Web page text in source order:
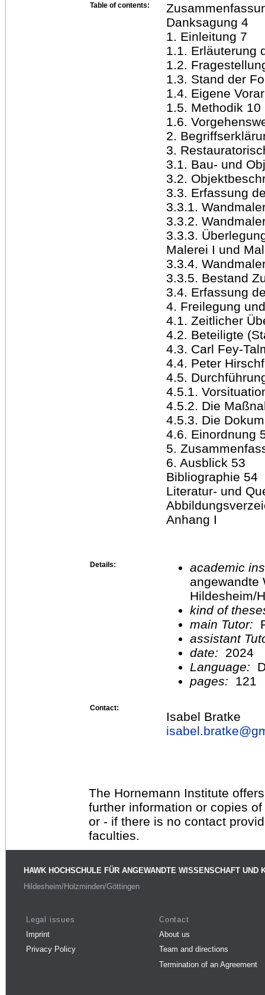
Table of contents:
Danksagung 4
1. Einleitung 7
1.1. Erläuterung
1.2.
1.3. Stand der
1.4. Eigene
1.5. Methodik 10
1.6.
2.
3.
3.1. Bau- und
3.2.
3.3. Erfassung
3.3.1.
3.3.2.
3.3.3.
Malerei I und
3.3.4.
3.3.5. Bestand
3.4. Erfassung
4. Freilegung
4.1. Zeitlicher
4.2. Beteiligte
4.3. Carl Fey-
4.4. Peter
4.5.
4.5.1.
4.5.2. Die
4.5.3. Die
4.6. Einordnung
5.
6. Ausblick 53
Bibliographie 54
Literatur- und
Anhang I
Details:
academic
angewandte
Hildesheim/
kind of
main Tutor:
assistant
date:
2024
Language:
pages:
121
Contact:
Isabel Bratke
isabel.bratke@
The Hornemann Institute
further information or copies
or - if there is no contact
faculties.
HAWK HOCHSCHULE FÜR ANGEWANDTE WISSENSCHAFT UND
Hildesheim/Holzminden/Göttingen
Legal issues
Imprint
Privacy Policy
Contact
About us
Team and directions
Termination of an Agreement